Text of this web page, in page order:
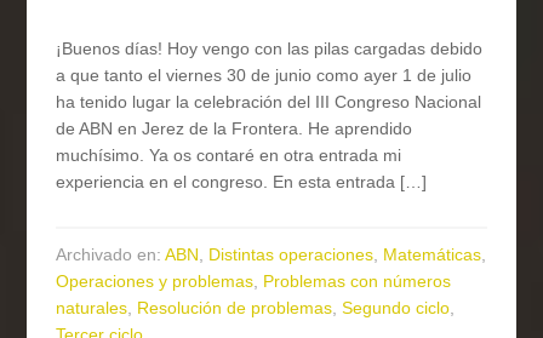
¡Buenos días! Hoy vengo con las pilas cargadas debido
a que tanto el viernes 30 de junio como ayer 1 de julio
ha tenido lugar la celebración del III Congreso Nacional
de ABN en Jerez de la Frontera. He aprendido
muchísimo. Ya os contaré en otra entrada mi
experiencia en el congreso. En esta entrada […]
Archivado en:ABN, Distintas operaciones, Matemáticas,
Operaciones y problemas, Problemas con números
naturales, Resolución de problemas,Segundo ciclo,